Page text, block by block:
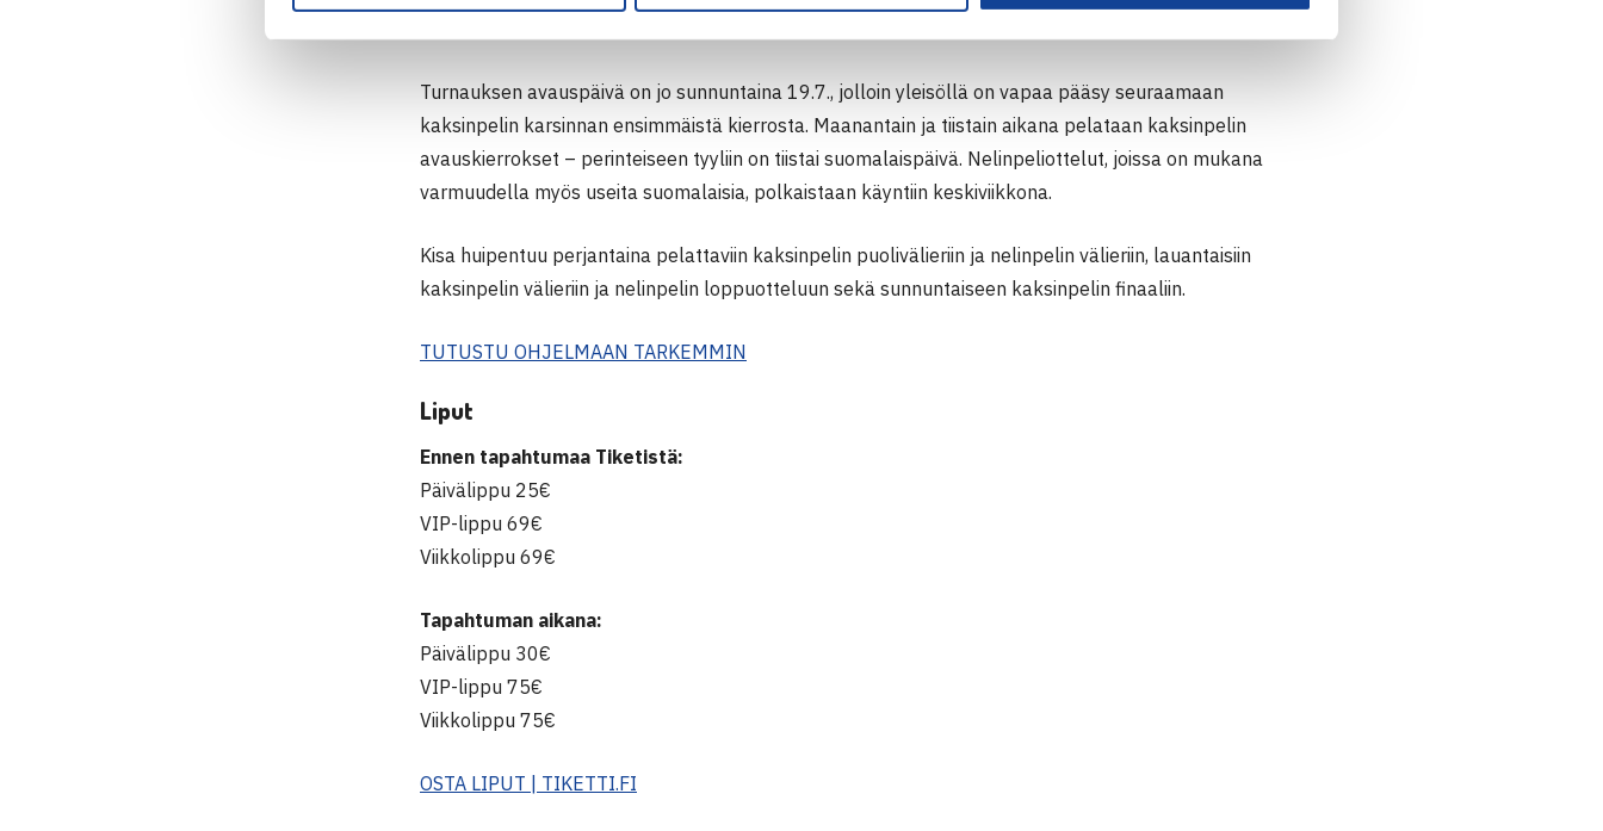
Turnauksen avauspäivä on jo sunnuntaina 19.7., jolloin yleisöllä on vapaa pääsy seuraamaan
kaksinpelin karsinnan ensimmäistä kierrosta. Maanantain ja tiistain aikana pelataan kaksinpelin
avauskierrokset – perinteiseen tyyliin on tiistai suomalaispäivä. Nelinpeliottelut, joissa on mukana
varmuudella myös useita suomalaisia, polkaistaan käyntiin keskiviikkona.
Kisa huipentuu perjantaina pelattaviin kaksinpelin puolivälieriin ja nelinpelin välieriin, lauantaisiin
kaksinpelin välieriin ja nelinpelin loppuotteluun sekä sunnuntaiseen kaksinpelin finaaliin.
TUTUSTU OHJELMAAN TARKEMMIN
Liput
Ennen tapahtumaa Tiketistä:
Päivälippu 25€
VIP-lippu 69€
Viikkolippu 69€
Tapahtuman aikana:
Päivälippu 30€
VIP-lippu 75€
Viikkolippu 75€
OSTA LIPUT | TIKETTI.FI